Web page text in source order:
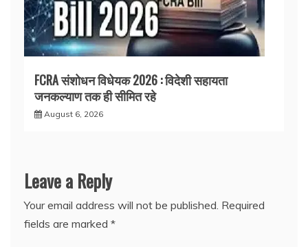
FCRA संशोधन विधेयक 2026 : विदेशी सहायता
जनकल्याण तक ही सीमित रहे
August 6, 2026
Leave a Reply
Your email address will not be published. Required
fields are marked *